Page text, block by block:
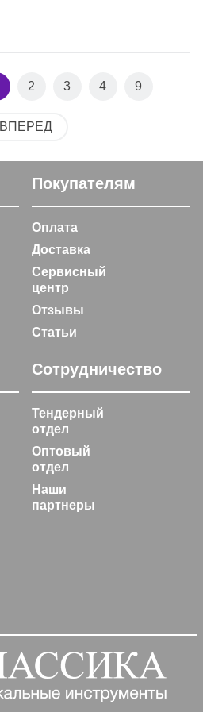
2 3 4 9
ВПЕРЕД
Покупателям
Оплата
Доставка
Сервисный
центр
Отзывы
Статьи
Сотрудничество
Тендерный
отдел
Оптовый
отдел
Наши
партнеры